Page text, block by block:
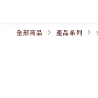
全部商品 產品系列